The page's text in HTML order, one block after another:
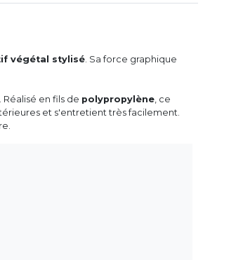
végétal stylisé . Sa force graphique
en fils de polypropylène , ce
et s'entretient très facilement.